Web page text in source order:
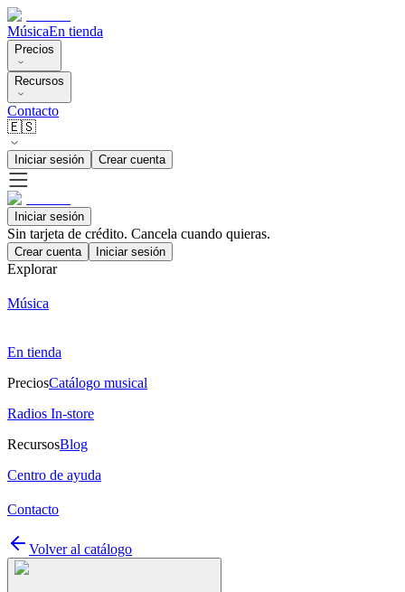
MúsicaEn tienda
Precios
Recursos
Contacto
🇪🇸
Iniciar sesión Crear cuenta
Iniciar sesión
Sin tarjeta de crédito. Cancela cuando quieras.
Crear cuenta Iniciar sesión
Explorar
Música
En tienda
PreciosCatálogo musical
Radios In-store
RecursosBlog
Centro de ayuda
Contacto
Volver al catálogo